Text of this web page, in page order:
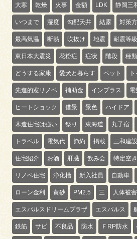
大寒 乾燥 火事 金額 LDK 静岡三
いつまで 湿度 勾配天井 結露 対策
最高気温 断熱 吹抜け 地震 耐震等級
東日本大震災 花粉症 症状 階段 種類
どうする家康 愛犬と暮らす ペット
先進的窓リノベ 補助金 インプラス 電
ヒートショック 借景 景色 ハイドア
木造住宅は強い 祭り 東海道 丸子宿
トラベル 電気代 節約 掲載 三和建
住宅紹介 お酒 肝臓 飲み会 特定空
リノベ住宅 浄化槽 新入社員 自動車
ローン金利 黄砂 PM2.5 三 人体被害
エスパルスドリームプラザ エスパルス
鉄筋 サビ 不良品 防水 ＦRP防水